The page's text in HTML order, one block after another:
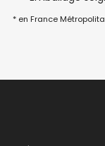
* en France